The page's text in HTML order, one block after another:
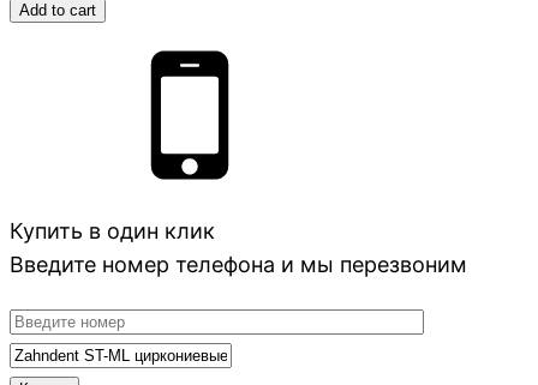
Add to cart
Купить в один клик
Введите номер телефона и мы перезвоним